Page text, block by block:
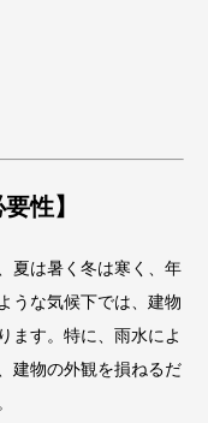
性】
夏は暑く冬は寒く、年
うな気候下では、建物
ます。特に、雨水によ
建物の外観を損ねるだ